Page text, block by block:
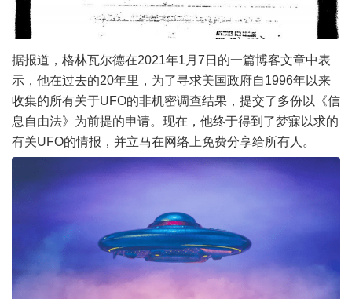
据报道，格林瓦尔德在2021年1月7日的一篇博客文章中表
示，他在过去的20年里，为了寻求美国政府自1996年以来
收集的所有关于UFO的非机密调查结果，提交了多份以《信
息自由法》为前提的申请。现在，他终于得到了梦寐以求的
有关UFO的情报，并立马在网络上免费分享给所有人。